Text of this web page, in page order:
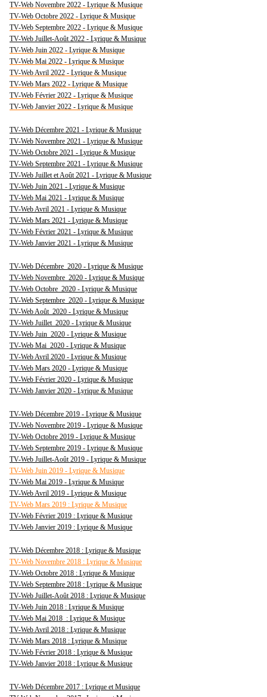
TV-Web Novembre 2022 - Lyrique & Musique
TV-Web Octobre 2022 - Lyrique & Musique
TV-Web Septembre 2022 - Lyrique & Musique
TV-Web Juillet-Août 2022 - Lyrique & Musique
TV-Web Juin 2022 - Lyrique & Musique
TV-Web Mai 2022 - Lyrique & Musique
TV-Web Avril 2022 - Lyrique & Musique
TV-Web Mars 2022 - Lyrique & Musique
TV-Web Février 2022 - Lyrique & Musique
TV-Web Janvier 2022 - Lyrique & Musique
TV-Web Décembre 2021 - Lyrique & Musique
TV-Web Novembre 2021 - Lyrique & Musique
TV-Web Octobre 2021 - Lyrique & Musique
TV-Web Septembre 2021 - Lyrique & Musique
TV-Web Juillet et Août 2021 - Lyrique & Musique
TV-Web Juin 2021 - Lyrique & Musique
TV-Web Mai 2021 - Lyrique & Musique
TV-Web Avril 2021 - Lyrique & Musique
TV-Web Mars 2021 - Lyrique & Musique
TV-Web Février 2021 - Lyrique & Musique
TV-Web Janvier 2021 - Lyrique & Musique
TV-Web Décembre 2020 - Lyrique & Musique
TV-Web Novembre 2020 - Lyrique & Musique
TV-Web Octobre 2020 - Lyrique & Musique
TV-Web Septembre 2020 - Lyrique & Musique
TV-Web Août 2020 - Lyrique & Musique
TV-Web Juillet 2020 - Lyrique & Musique
TV-Web Juin 2020 - Lyrique & Musique
TV-Web Mai 2020 - Lyrique & Musique
TV-Web Avril 2020 - Lyrique & Musique
TV-Web Mars 2020 - Lyrique & Musique
TV-Web Février 2020 - Lyrique & Musique
TV-Web Janvier 2020 - Lyrique & Musique
TV-Web Décembre 2019 - Lyrique & Musique
TV-Web Novembre 2019 - Lyrique & Musique
TV-Web Octobre 2019 - Lyrique & Musique
TV-Web Septembre 2019 - Lyrique & Musique
TV-Web Juillet-Août 2019 - Lyrique & Musique
TV-Web Juin 2019 - Lyrique & Musique
TV-Web Mai 2019 - Lyrique & Musique
TV-Web Avril 2019 - Lyrique & Musique
TV-Web Mars 2019 : Lyrique & Musique
TV-Web Février 2019 : Lyrique & Musique
TV-Web Janvier 2019 : Lyrique & Musique
TV-Web Décembre 2018 : Lyrique & Musique
TV-Web Novembre 2018 : Lyrique & Musique
TV-Web Octobre 2018 : Lyrique & Musique
TV-Web Septembre 2018 : Lyrique & Musique
TV-Web Juillet-Août 2018 : Lyrique & Musique
TV-Web Juin 2018 : Lyrique & Musique
TV-Web Mai 2018 : Lyrique & Musique
TV-Web Avril 2018 : Lyrique & Musique
TV-Web Mars 2018 : Lyrique & Musique
TV-Web Février 2018 : Lyrique & Musique
TV-Web Janvier 2018 : Lyrique & Musique
TV-Web Décembre 2017 : Lyrique et Musique